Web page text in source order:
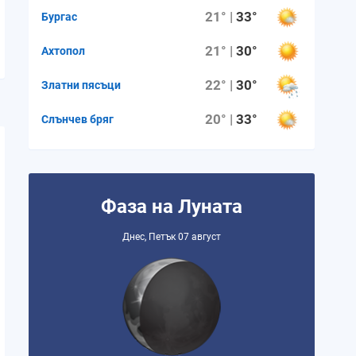
Бургас 21° |33°
Ахтопол 21° |30°
Златни пясъци 22° |30°
Слънчев бряг 20° |33°
Фаза на Луната
Днес, Петък 07 август